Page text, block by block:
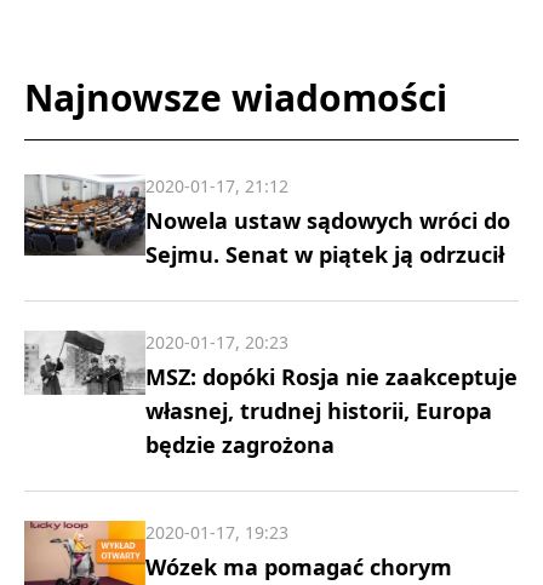
Najnowsze wiadomości
Nowela ustaw sądowych wróci do
Sejmu. Senat w piątek ją odrzucił
2020-01-17, 21:12
MSZ: dopóki Rosja nie zaakceptuje
własnej, trudnej historii, Europa
będzie zagrożona
2020-01-17, 20:23
Wózek ma pomagać chorym
2020-01-17, 19:23